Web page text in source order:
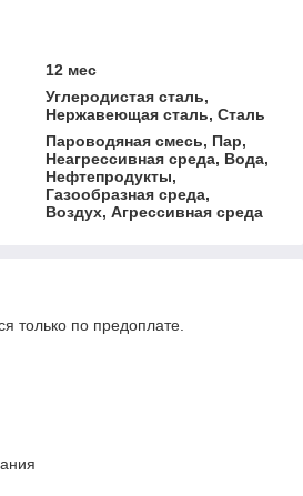
12 мес
Углеродистая сталь,
Нержавеющая сталь, Сталь
Пароводяная смесь, Пар,
Неагрессивная среда, Вода,
Нефтепродукты,
Газообразная среда,
Воздух, Агрессивная среда
только по предоплате.